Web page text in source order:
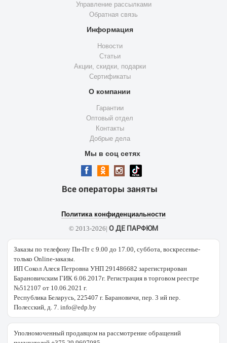
Управление рассылками
Обратная связь
Информация
Новости
Статьи
Акции, скидки, подарки
Сертификаты
О компании
Гарантии
Оптовый отдел
Контакты
Добрые дела
Мы в соц сетях
Все операторы заняты
Политика конфиденциальности
© 2013-2026| О ДЕ ПАРФЮМ
Заказы по телефону Пн-Пт с 9.00 до 17.00, суббота, воскресенье-
только Online-заказы.
ИП Сокол Алеся Петровна УНП 291486682 зарегистрирован
Барановичским ГИК 6.06.2017г. Регистрация в торговом реестре
№512107 от 10.06.2021 г.
Республика Беларусь, 225407 г. Барановичи, пер. 3 ий пер.
Полесский, д. 7. info@edp.by
Уполномоченный продавцом на рассмотрение обращений